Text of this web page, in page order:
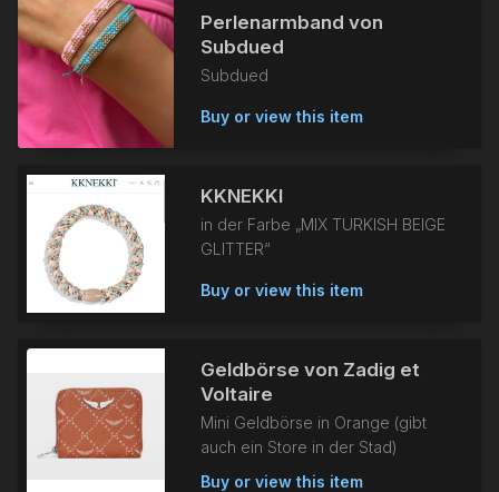
Perlenarmband von
Subdued
Subdued
Buy or view this item
KKNEKKI
in der Farbe „MIX TURKISH BEIGE
GLITTER“
Buy or view this item
Geldbörse von Zadig et
Voltaire
Mini Geldbörse in Orange (gibt
auch ein Store in der Stad)
Buy or view this item